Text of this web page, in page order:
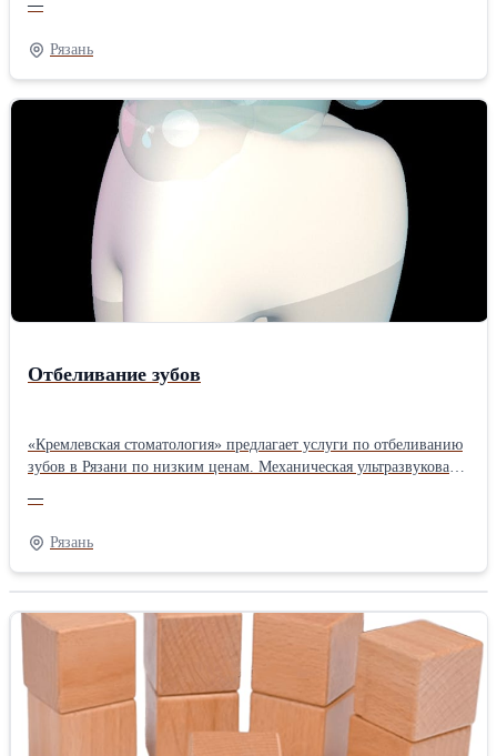
Коронка может быть изготовлена из керамики или
металлокерамики.
—
Рязань
Отбеливание зубов
«Кремлевская стоматология» предлагает услуги по отбеливанию
зубов в Рязани по низким ценам. Механическая ультразвуковая
осветляют на 1 – 2 тона и возвращают улыбке естественный
оттенок. Для более радикального отбеливания зубов
используются химические составы на основе перекиси водорода,
которые активизируются под действием световых лучей.
дарят голливудскую улыбку пациентам с различными исходными
данными. Ознакомиться с информацией Вы можете на нашем
—
Рязань